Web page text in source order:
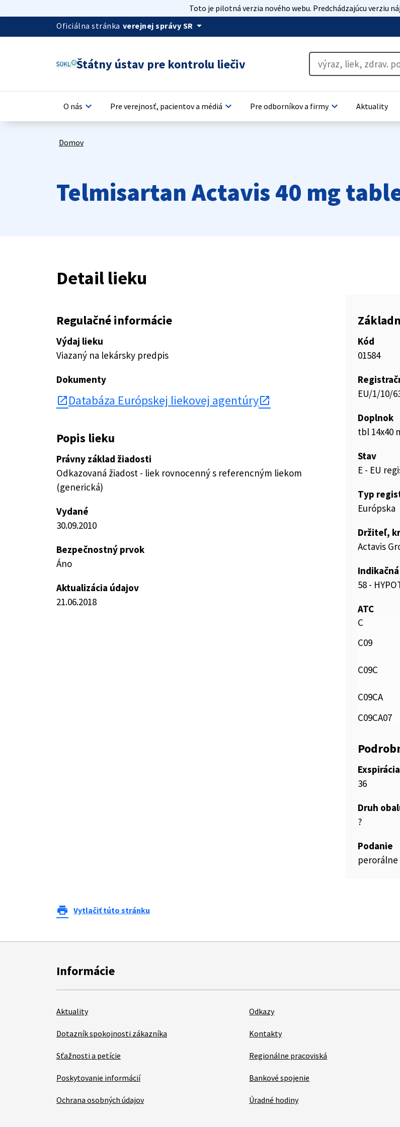
Toto je pilotná verzia nového webu. Predchádzajúcu verziu
Oficiálna stránka verejnej správy SR arrow_drop_down
Štátny ústav pre kontrolu liečiv
O nás keyboard_arrow_down Pre verejnosť, pacientov a médiá keyboard_arrow_down Pre odborníkov a firmykeyboard_arrow_down Aktuality
Domov
Telmisartan Actavis 40 mg
Detail lieku
Regulačné informácie
Výdaj lieku
Viazaný na lekársky predpis
Dokumenty
open_in_new Databáza Európskej liekovej agentúry
Popis lieku
Právny základ žiadosti
Odkazovaná žiadost - liek rovnocenný s referencným liekom
(generická)
Vydané
30.09.2010
Bezpečnostný prvok
Áno
Aktualizácia údajov
21.06.2018
Kód
01584
EU/1/10/
Doplnok
tbl 14x40
Stav
E - EU
Typ
Európska
Držiteľ,
Actavis
58 -
ATC
C
C09
C09C
C09CA
C09CA07
Exspirácia
36
Druh
?
Podanie
print Vytlačiť túto stránku
Informácie
Aktuality
Dotazník spokojnosti zákazníka
Sťažnosti a petície
Poskytovanie informácií
Ochrana osobných údajov
Odkazy
Kontakty
Regionálne pracoviská
Bankové spojenie
Úradné hodiny